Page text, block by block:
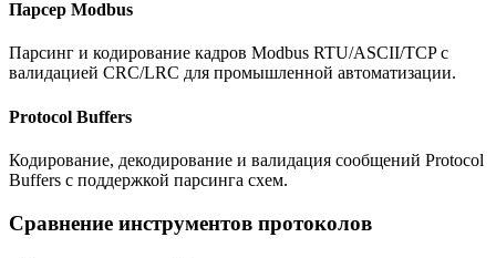
Парсер Modbus
Парсинг и кодирование кадров Modbus RTU/ASCII/TCP с
валидацией CRC/LRC для промышленной автоматизации.
Protocol Buffers
Кодирование, декодирование и валидация сообщений Protocol
Buffers с поддержкой парсинга схем.
Сравнение инструментов протоколов